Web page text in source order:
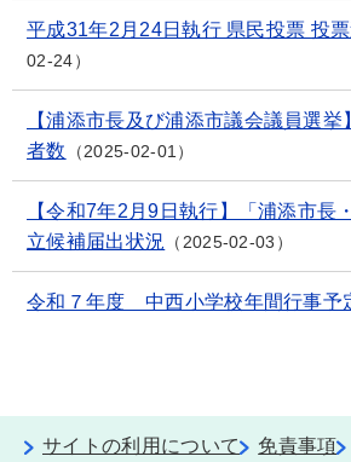
平成31年2月24日執行 県民投票 投
02-24
【浦添市長及び浦添市議会議員選
者数
2025-02-01
【令和7年2月9日執行】「浦添市長
立候補届出状況
2025-02-03
令和７年度 中西小学校年間行事予
サイトの利用について 免責事項